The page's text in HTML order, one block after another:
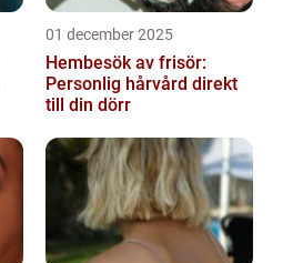
01 december 2025
Hembesök av frisör:
Personlig hårvård direkt
till din dörr